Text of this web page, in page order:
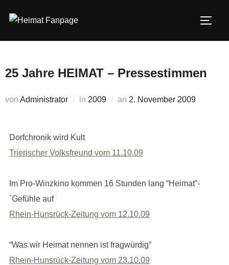
Inhalt
25 Jahre HEIMAT – Pressestimmen
von Administrator in 2009 an Veröffentlicht
2. November 2009
Dorfchronik wird Kult
Trierischer Volksfreund vom 11.10.09
Im Pro-Winzkino kommen 16 Stunden lang “Heimat”-
´Gefühle auf
Rhein-Hunsrück-Zeitung vom 12.10.09
“Was wir Heimat nennen ist fragwürdig”
Rhein-Hunsrück-Zeitung vom 23.10.09